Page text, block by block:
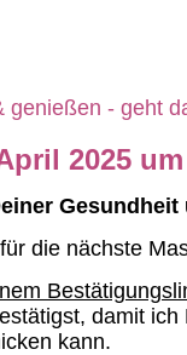
genießen - geht
2025
Gesundheit
die nächste
damit ich
kann.